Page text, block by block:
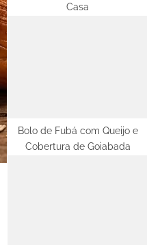
Casa
Bolo de Fubá com Queijo e
Cobertura de Goiabada